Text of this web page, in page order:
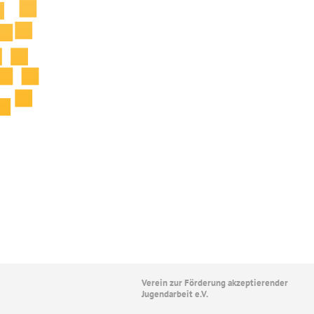
Verein zur Förderung akzeptierender
Jugendarbeit e.V.